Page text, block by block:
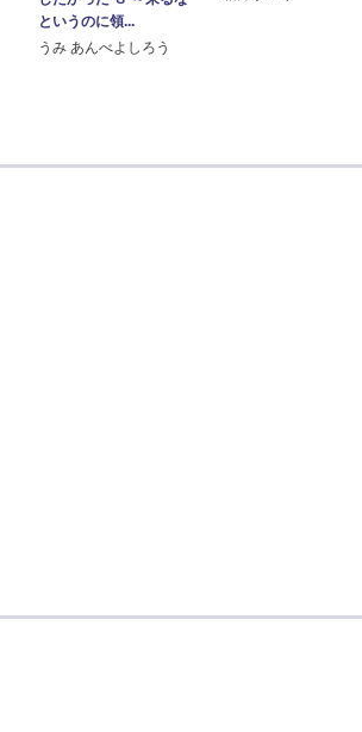
というのに領...
うみ あんべよしろう